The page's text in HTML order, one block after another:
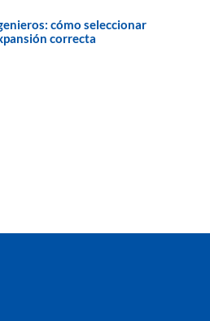
cómo seleccionar
correcta